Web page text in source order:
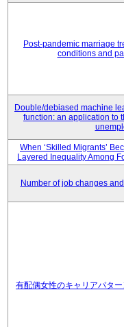
Post-pandemic marriage
conditions and
Double/debiased machine
function: an application to
When ‘Skilled Migrants’
Layered Inequality Among
Number of job changes
有配偶女性のキャリアパタ